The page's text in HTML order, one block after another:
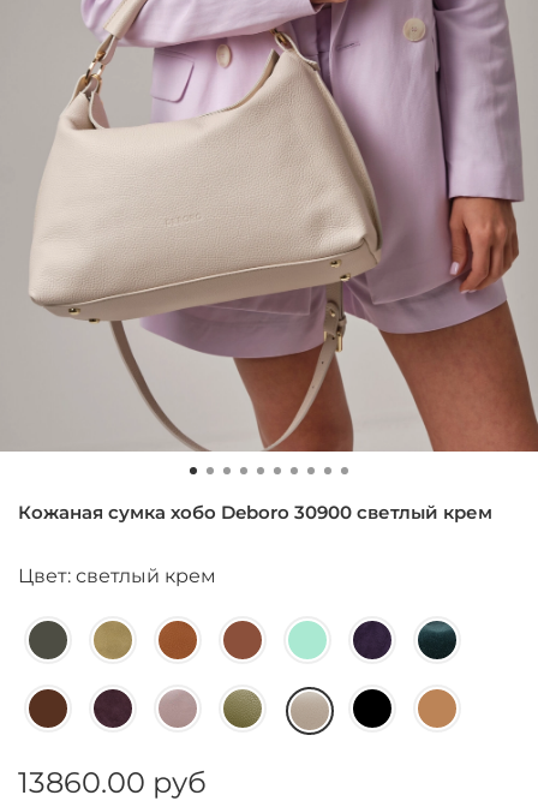
Кожаная сумка хобо Deboro 30900 светлый крем
Цвет: светлый крем
13860.00 руб